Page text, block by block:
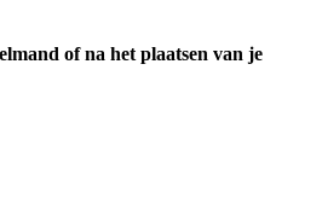
of na het plaatsen van je